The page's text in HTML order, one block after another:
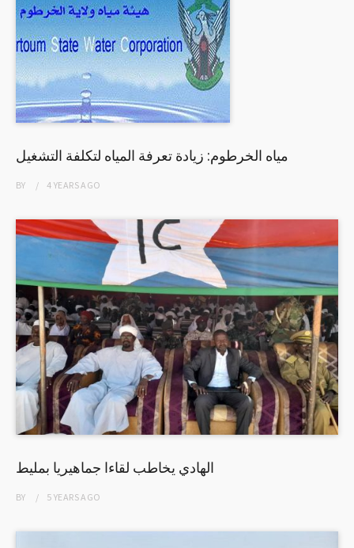
مياه الخرطوم: زيادة تعرفة المياه لتكلفة التشغيل
BY 4 YEARSAGO
الهادي يخاطب لقاءا جماهيريا بمليط
BY 5 YEARSAGO